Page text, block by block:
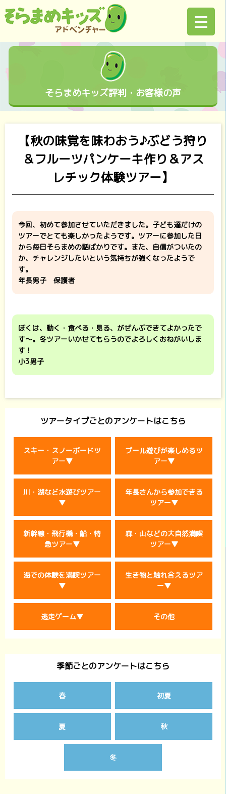
そらまめキッズ評判・お客様の声
【秋の味覚を味わおう♪ぶどう狩り
＆フルーツパンケーキ作り＆アス
レチック体験ツアー】
今回、初めて参加させていただきました。子ども達だけの
ツアーでとても楽しかったようです。ツアーに参加した日
から毎日そらまめの話ばかりです。また、自信がついたの
か、チャレンジしたいという気持ちが強くなったようで
す。
年長男子 保護者
ぼくは、動く・食べる・見る、がぜんぶできてよかったで
す～。冬ツアーいかせてもらうのでよろしくおねがいしま
す！
小3男子
ツアータイプごとのアンケートはこちら
スキー・スノーボードツ
アー▼
プール遊びが楽しめるツ
アー▼
川・湖など水遊びツアー
▼
年長さんから参加できる
ツアー▼
新幹線・飛行機・船・特
急ツアー▼
森・山などの大自然満喫
ツアー▼
海での体験を満喫ツアー
▼
生き物と触れ合えるツア
ー▼
逃走ゲーム▼ その他
季節ごとのアンケートはこちら
春 初夏
夏 秋
冬